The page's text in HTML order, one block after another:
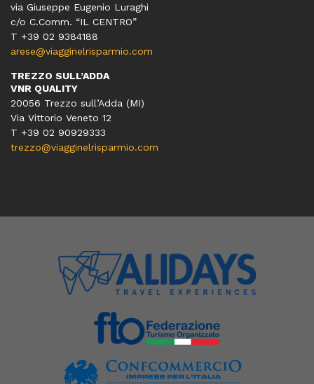
via Giuseppe Eugenio Luraghi
c/o C.Comm. “IL CENTRO”
T +39 02 9384188
arese@viagginelrisparmio.com
TREZZO SULL’ADDA
VNR QUALITY
20056 Trezzo sull’Adda (MI)
Via Vittorio Veneto 12
T +39 02 90929333
trezzo@viagginelrisparmio.com